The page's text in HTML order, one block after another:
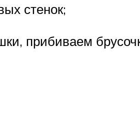
стенок;
прибиваем